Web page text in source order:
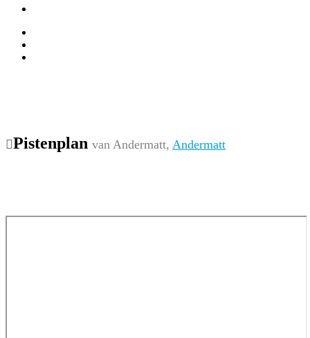
Pistenplan van Andermatt, Andermatt